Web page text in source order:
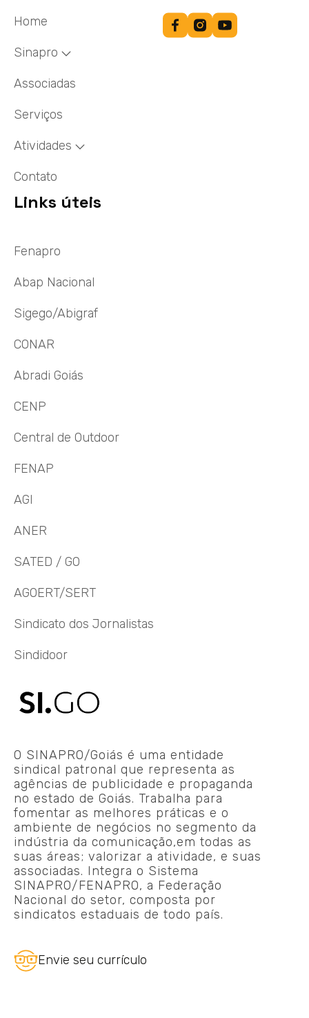
O SINAPRO/Goiás é uma entidade
sindical patronal que representa as
agências de publicidade e propaganda
no estado de Goiás. Trabalha para
fomentar as melhores práticas e o
ambiente de negócios no segmento da
indústria da comunicação,em todas as
suas áreas; valorizar a atividade, e suas
associadas. Integra o Sistema
SINAPRO/FENAPRO, a Federação
Nacional do setor, composta por
sindicatos estaduais de todo país.
Envie seu currículo
Home
Sinapro
Associadas
Serviços
Atividades
Contato
Links úteis
Fenapro
Abap Nacional
Sigego/Abigraf
CONAR
Abradi Goiás
CENP
Central de Outdoor
FENAP
AGI
ANER
SATED / GO
AGOERT/SERT
Sindicato dos Jornalistas
Sindidoor